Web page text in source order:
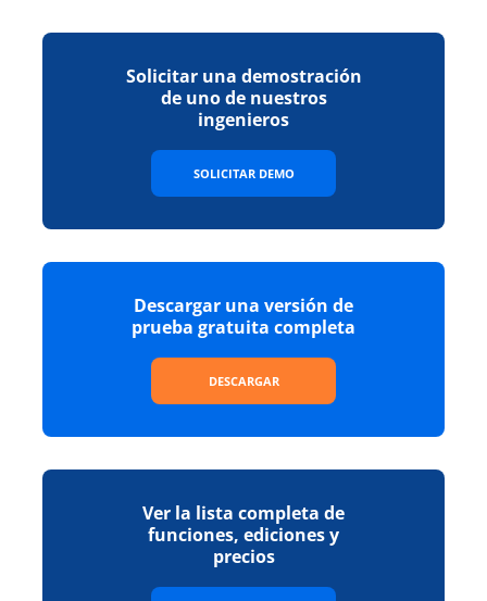
Solicitar una demostración
de uno de nuestros
ingenieros
SOLICITAR DEMO
Descargar una versión de
prueba gratuita completa
DESCARGAR
Ver la lista completa de
funciones, ediciones y
precios